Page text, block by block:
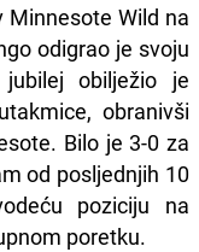
Minnesote Wild na
odigrao je svoju
obilježio je
obranivši
Bilo je 3-0 za
od posljednjih 10
poziciju na
poretku.